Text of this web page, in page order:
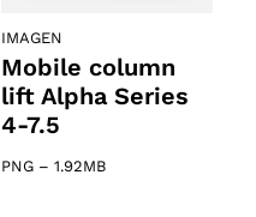
IMAGEN
Mobile column
lift Alpha Series
4-7.5
PNG – 1.92MB